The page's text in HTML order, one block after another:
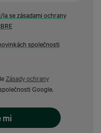
la se zásadami ochrany
společnosti
Zásady ochrany
Google.